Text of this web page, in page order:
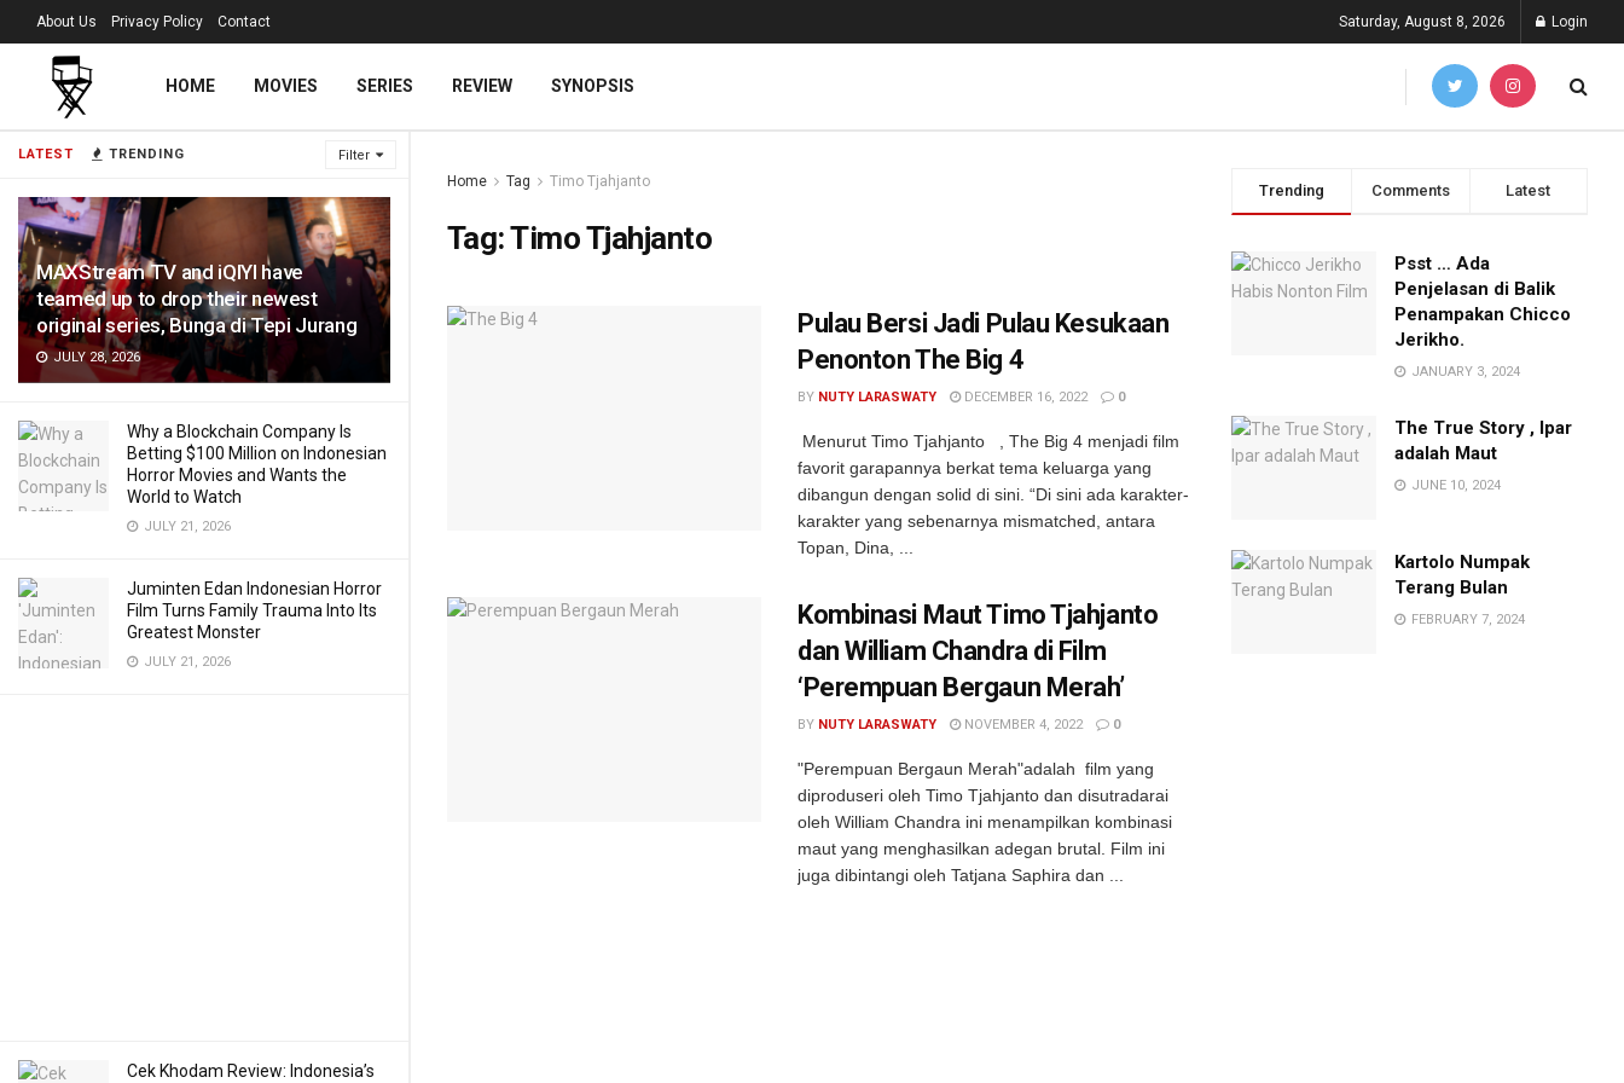
LATEST TRENDING Filter
MAXStream TV and iQIYI have
teamed up to drop their newest
original series, Bunga di Tepi Jurang
JULY 28, 2026
Why a Blockchain Company Is
Betting $100 Million on Indonesian
Horror Movies and Wants the
World to Watch
JULY 21, 2026
Juminten Edan Indonesian Horror
Film Turns Family Trauma Into Its
Greatest Monster
JULY 21, 2026
Cek Khodam Review: Indonesia’s
About Us Privacy Policy Contact Saturday, August 8, 2026 Login
HOME MOVIES SERIES REVIEW SYNOPSIS
Home Tag Timo Tjahjanto
Tag:Timo Tjahjanto
Pulau Bersi Jadi Pulau Kesukaan
Penonton The Big 4
BY NUTY LARASWATY DECEMBER 16, 2022 0
Menurut Timo Tjahjanto , The Big 4 menjadi film
favorit garapannya berkat tema keluarga yang
dibangun dengan solid di sini. “Di sini ada karakter-
karakter yang sebenarnya mismatched, antara
Topan, Dina, ...
Kombinasi Maut Timo Tjahjanto
dan William Chandra di Film
‘Perempuan Bergaun Merah’
BY NUTY LARASWATY NOVEMBER 4, 2022 0
"Perempuan Bergaun Merah"adalah film yang
diproduseri oleh Timo Tjahjanto dan disutradarai
oleh William Chandra ini menampilkan kombinasi
maut yang menghasilkan adegan brutal. Film ini
juga dibintangi oleh Tatjana Saphira dan ...
Trending Comments Latest
Psst … Ada
Penjelasan di Balik
Penampakan Chicco
Jerikho.
JANUARY 3, 2024
The True Story , Ipar
adalah Maut
JUNE 10, 2024
Kartolo Numpak
Terang Bulan
FEBRUARY 7, 2024